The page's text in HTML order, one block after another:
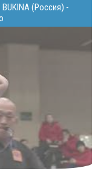
BUKINA (Россия) -